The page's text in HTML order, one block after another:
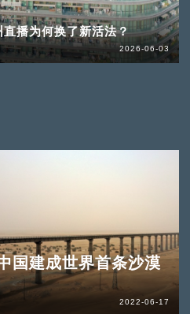
播为何换了新活法？
2026-06-03
国建成世界首条沙漠
2022-06-17